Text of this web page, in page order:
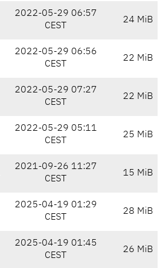
2022-05-29 06:57
CEST
24 MiB
2022-05-29 06:56
CEST
22 MiB
2022-05-29 07:27
CEST
22 MiB
2022-05-29 05:11
CEST
25 MiB
2021-09-26 11:27
CEST
15 MiB
2025-04-19 01:29
CEST
28 MiB
2025-04-19 01:45
CEST
26 MiB